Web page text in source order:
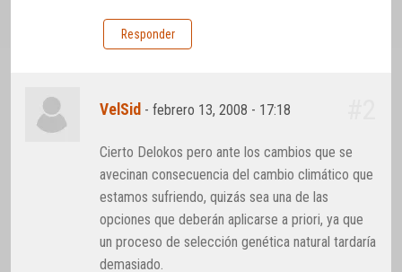
Responder
VelSid -febrero 13, 2008 - 17:18
Cierto Delokos pero ante los cambios que se
avecinan consecuencia del cambio climático que
estamos sufriendo, quizás sea una de las
opciones que deberán aplicarse a priori, ya que
un proceso de selección genética natural tardaría
demasiado.